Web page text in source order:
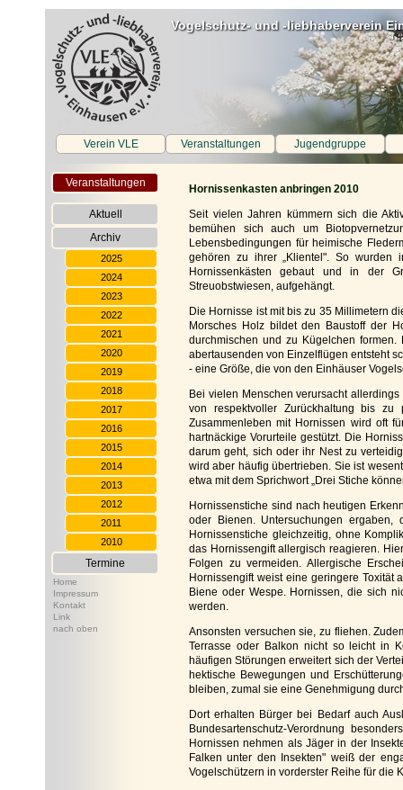
Vogelschutz- und -liebhaberverein
Verein VLE Veranstaltungen Jugendgruppe
Veranstaltungen
Aktuell
Archiv
2025
2024
2023
2022
2021
2020
2019
2018
2017
2016
2015
2014
2013
2012
2011
2010
Termine
Home
Impressum
Kontakt
Link
nach oben
Hornissenkasten anbringen 2010
Seit vielen Jahren kümmern sich die
bemühen sich auch um
Lebensbedingungen für heimische
gehören zu ihrer „Klientel". So wurden
Hornissenkästen gebaut und in der
Streuobstwiesen, aufgehängt.
Die Hornisse ist mit bis zu 35 Millimetern
Morsches Holz bildet den Baustoff der
durchmischen und zu Kügelchen
abertausenden von Einzelflügen entsteht
- eine Größe, die von den Einhäuser
Bei vielen Menschen verursacht
von respektvoller Zurückhaltung bis zu
Zusammenleben mit Hornissen wird oft
hartnäckige Vorurteile gestützt. Die
darum geht, sich oder ihr Nest zu
wird aber häufig übertrieben. Sie ist
etwa mit dem Sprichwort „Drei Stiche
Hornissenstiche sind nach heutigen
oder Bienen. Untersuchungen ergaben,
Hornissenstiche gleichzeitig, ohne
das Hornissengift allergisch reagieren.
Folgen zu vermeiden. Allergische
Hornissengift weist eine geringere Toxität
Biene oder Wespe. Hornissen, die sich
werden.
Ansonsten versuchen sie, zu fliehen.
Terrasse oder Balkon nicht so leicht in
häufigen Störungen erweitert sich der
hektische Bewegungen und
bleiben, zumal sie eine Genehmigung
Dort erhalten Bürger bei Bedarf auch
Bundesartenschutz-Verordnung
Hornissen nehmen als Jäger in der
Falken unter den Insekten" weiß der
Vogelschützern in vorderster Reihe für die